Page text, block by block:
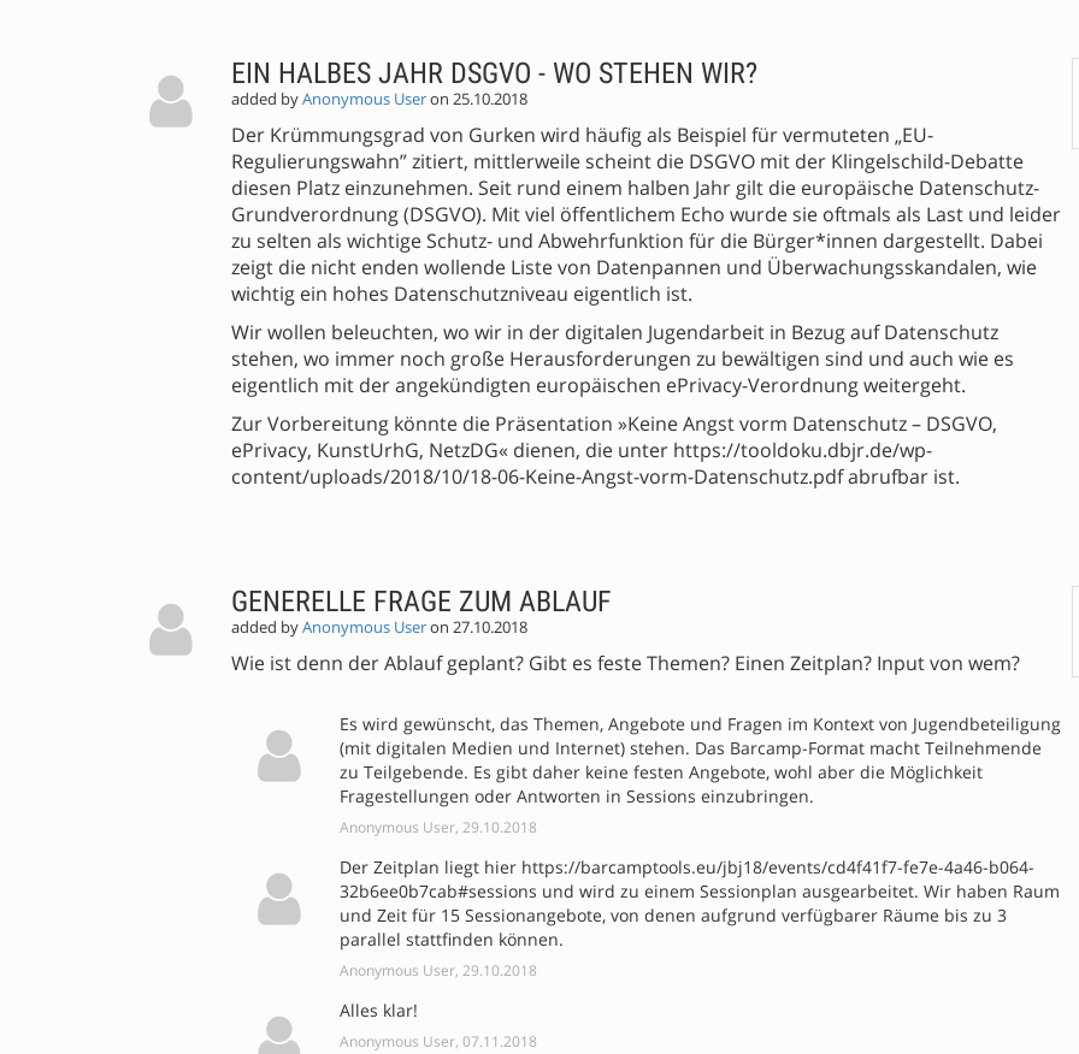
EIN HALBES JAHR DSGVO - WO STEHEN WIR?
added byAnonymous Useron 25.10.2018
Der Krümmungsgrad von Gurken wird häufig als Beispiel für vermuteten „EU-
Regulierungswahn” zitiert, mittlerweile scheint die DSGVO mit der Klingelschild-Debatte
diesen Platz einzunehmen. Seit rund einem halben Jahr gilt die europäische Datenschutz-
Grundverordnung (DSGVO). Mit viel öffentlichem Echo wurde sie oftmals als Last und leider
zu selten als wichtige Schutz- und Abwehrfunktion für die Bürger*innen dargestellt. Dabei
zeigt die nicht enden wollende Liste von Datenpannen und Überwachungsskandalen, wie
wichtig ein hohes Datenschutzniveau eigentlich ist.
Wir wollen beleuchten, wo wir in der digitalen Jugendarbeit in Bezug auf Datenschutz
stehen, wo immer noch große Herausforderungen zu bewältigen sind und auch wie es
eigentlich mit der angekündigten europäischen ePrivacy-Verordnung weitergeht.
Zur Vorbereitung könnte die Präsentation »Keine Angst vorm Datenschutz – DSGVO,
ePrivacy, KunstUrhG, NetzDG« dienen, die unter https://tooldoku.dbjr.de/wp-
content/uploads/2018/10/18-06-Keine-Angst-vorm-Datenschutz.pdf abrufbar ist.
GENERELLE FRAGE ZUM ABLAUF
added byAnonymous Useron 27.10.2018
Wie ist denn der Ablauf geplant? Gibt es feste Themen? Einen Zeitplan? Input von wem?
Es wird gewünscht, das Themen, Angebote und Fragen im Kontext von Jugendbeteiligung
(mit digitalen Medien und Internet) stehen. Das Barcamp-Format macht Teilnehmende
zu Teilgebende. Es gibt daher keine festen Angebote, wohl aber die Möglichkeit
Fragestellungen oder Antworten in Sessions einzubringen.
Anonymous User, 29.10.2018
Der Zeitplan liegt hier https://barcamptools.eu/jbj18/events/cd4f41f7-fe7e-4a46-b064-
32b6ee0b7cab#sessions und wird zu einem Sessionplan ausgearbeitet. Wir haben Raum
und Zeit für 15 Sessionangebote, von denen aufgrund verfügbarer Räume bis zu 3
parallel stattfinden können.
Anonymous User, 29.10.2018
Alles klar!
Anonymous User, 07.11.2018